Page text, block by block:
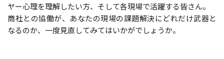
ヤー心理を理解したい方、そして各現場で活躍する皆さん。
商社との協働が、あなたの現場の課題解決にどれだけ武器と
なるのか、一度見直してみてはいかがでしょうか。